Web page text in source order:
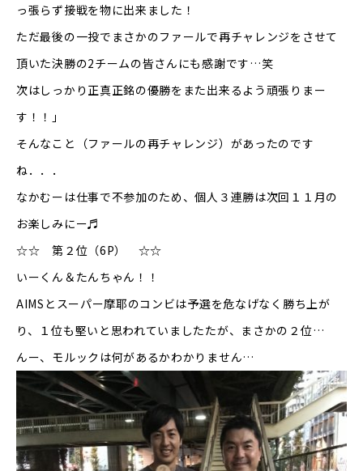
っ張らず接戦を物に出来ました！
ただ最後の一投でまさかのファールで再チャレンジをさせて
頂いた決勝の2チームの皆さんにも感謝です…笑
次はしっかり正真正銘の優勝をまた出来るよう頑張りまー
す！！」
そんなこと（ファールの再チャレンジ）があったのです
ね．．．
なかむーは仕事で不参加のため、個人３連勝は次回１１月の
お楽しみにー♬
☆☆ 第２位（6P） ☆☆
いーくん＆たんちゃん！！
AIMSとスーパー摩耶のコンビは予選を危なげなく勝ち上が
り、１位も堅いと思われていましたたが、まさかの２位…
んー、モルックは何があるかわかりません…